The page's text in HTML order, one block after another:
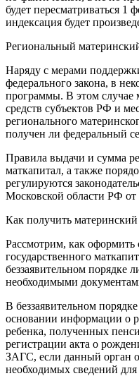
будет пересматриваться 1
индексация будет
Региональный
Наряду с мерами
федерального закона, в
программы. В этом случае
средств субъектов РФ и
регионального
получен ли федеральный
Правила выдачи и сумма
маткапитал, а также
регулируются
Московской области РФ
Как получить
Рассмотрим, как оформить
государственного
беззаявительном порядке
необходимыми
В беззаявительном
основании информации о
ребенка, полученных
регистрации акта о
ЗАГС, если данный орган
необходимых сведений